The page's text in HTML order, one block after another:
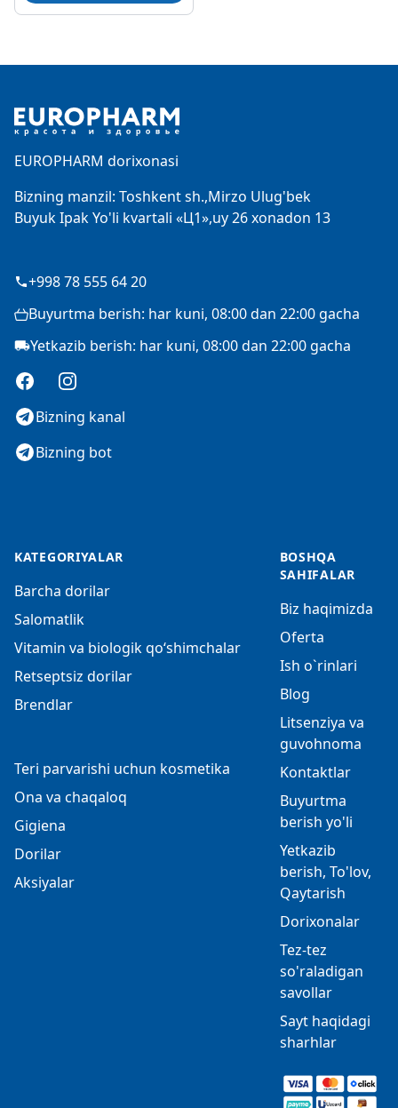
EUROPHARM dorixonasi
Bizning manzil: Toshkent sh.,Mirzo Ulug'bek
Buyuk Ipak Yo'li kvartali «Ц1»,uy 26 xonadon 13
+998 78 555 64 20
Buyurtma berish: har kuni, 08:00 dan 22:00 gacha
Yetkazib berish: har kuni, 08:00 dan 22:00 gacha
FacebookInstagram
Bizning kanal
Bizning bot
KATEGORIYALAR
Barcha dorilar
Salomatlik
Vitamin va biologik qo‘shimchalar
Retseptsiz dorilar
Brendlar
Teri parvarishi uchun kosmetika
Ona va chaqaloq
Gigiena
Dorilar
Aksiyalar
BOSHQA
SAHIFALAR
Biz haqimizda
Oferta
Ish o`rinlari
Blog
Litsenziya va
guvohnoma
Kontaktlar
Buyurtma
berish yo'li
Yetkazib
berish, To'lov,
Qaytarish
Dorixonalar
Tez-tez
so'raladigan
savollar
Sayt haqidagi
sharhlar